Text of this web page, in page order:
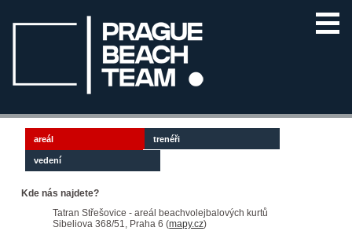
areál trenéři
vedení
Kde nás najdete?
Tatran Střešovice - areál beachvolejbalových kurtů
Sibeliova 368/51, Praha 6 (mapy.cz)